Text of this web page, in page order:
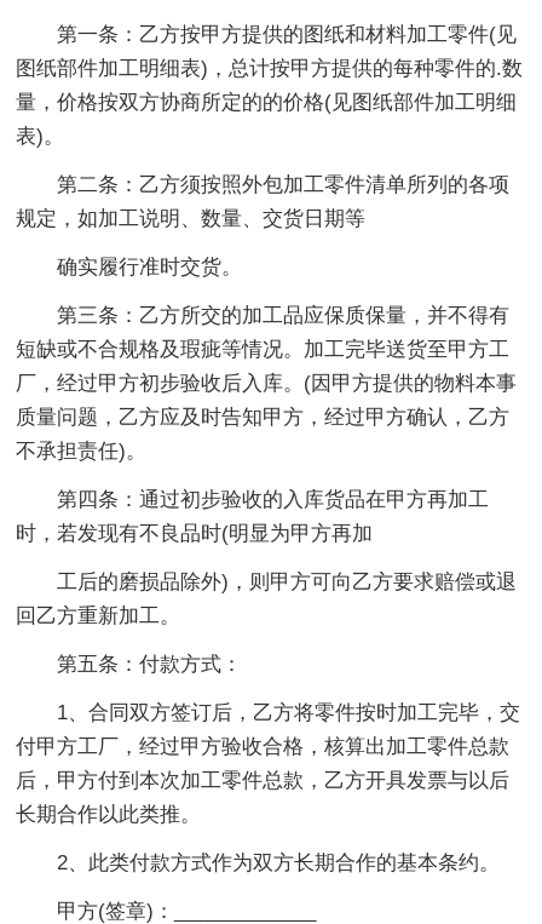
第一条：乙方按甲方提供的图纸和材料加工零件(见
图纸部件加工明细表)，总计按甲方提供的每种零件的.数
量，价格按双方协商所定的的价格(见图纸部件加工明细
表)。
第二条：乙方须按照外包加工零件清单所列的各项
规定，如加工说明、数量、交货日期等
确实履行准时交货。
第三条：乙方所交的加工品应保质保量，并不得有
短缺或不合规格及瑕疵等情况。加工完毕送货至甲方工
厂，经过甲方初步验收后入库。(因甲方提供的物料本事
质量问题，乙方应及时告知甲方，经过甲方确认，乙方
不承担责任)。
第四条：通过初步验收的入库货品在甲方再加工
时，若发现有不良品时(明显为甲方再加
工后的磨损品除外)，则甲方可向乙方要求赔偿或退
回乙方重新加工。
第五条：付款方式：
1、合同双方签订后，乙方将零件按时加工完毕，交
付甲方工厂，经过甲方验收合格，核算出加工零件总款
后，甲方付到本次加工零件总款，乙方开具发票与以后
长期合作以此类推。
2、此类付款方式作为双方长期合作的基本条约。
甲方(签章)：_____________